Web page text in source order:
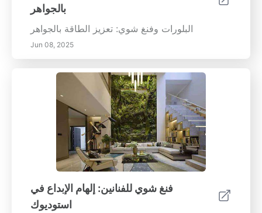
بالجواهر
البلورات وفنغ شوي: تعزيز الطاقة بالجواهر
Jun 08, 2025
فنغ شوي للفنانين: إلهام الإبداع في
استوديوك